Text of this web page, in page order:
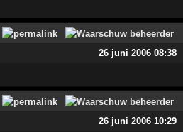
26 juni 2006 08:38
26 juni 2006 10:29